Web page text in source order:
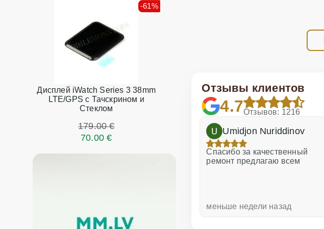
Дисплей iWatch Series 3 38mm
LTE/GPS с Тачскрином и
Стеклом
-61%
179.00 €
70.00 €
Отзывы клиентов
4.7Отзывов: 1216
Dina Vituma
Отличное обслуживание!
Umidjon Nuriddinov
Спасибо за качественный
ремонт предлагаю всем
меньше недели назад